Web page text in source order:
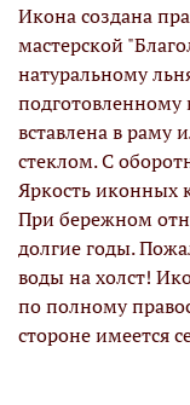
Икона создана
мастерской
натуральному
подготовленному
вставлена в
стеклом. С
Яркость иконных
При бережном
долгие годы.
воды на холст!
по полному
стороне имеется